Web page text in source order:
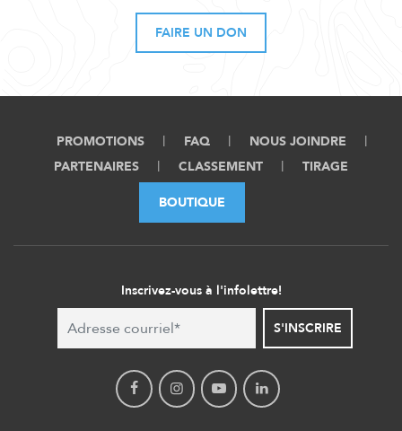
FAIRE UN DON
PROMOTIONS FAQ
NOUS JOINDRE
PARTENAIRES
CLASSEMENT TIRAGE
BOUTIQUE
Inscrivez-vous à l'infolettre!
S'INSCRIRE